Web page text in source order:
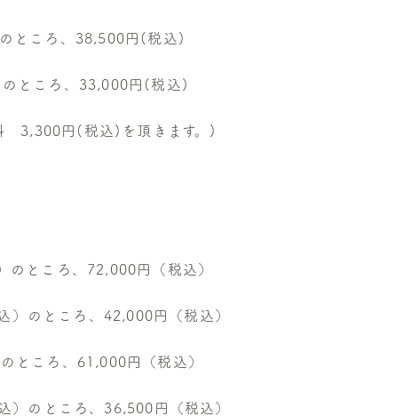
ところ、38,500円(税込)
ところ、33,000円(税込)
3,300円(税込)を頂きます。)
ところ、72,000円（税込）
のところ、42,000円（税込）
ころ、61,000円（税込）
のところ、36,500円（税込）